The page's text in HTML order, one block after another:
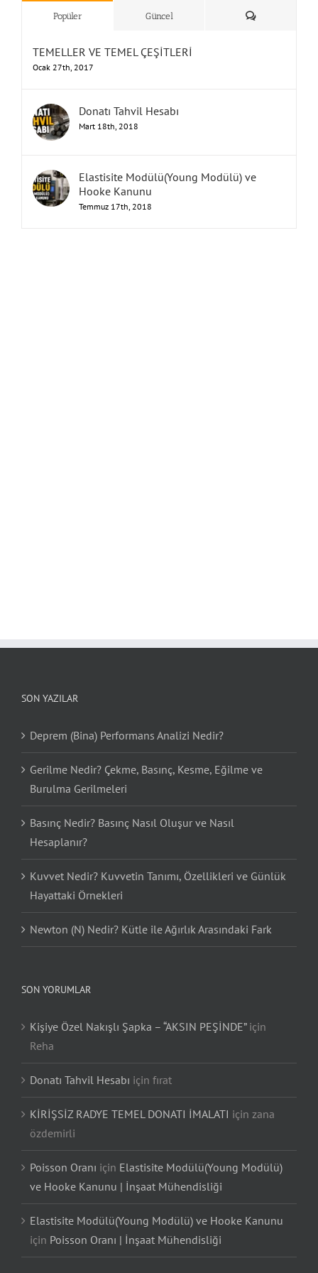
Popüler Güncel Yorum
TEMELLER VE TEMEL ÇEŞİTLERİ
Ocak 27th, 2017
Donatı Tahvil Hesabı
Mart 18th, 2018
Elastisite Modülü(Young Modülü) ve
Hooke Kanunu
Temmuz 17th, 2018
SON YAZILAR
Deprem (Bina) Performans Analizi Nedir?
Gerilme Nedir? Çekme, Basınç, Kesme, Eğilme ve
Burulma Gerilmeleri
Basınç Nedir? Basınç Nasıl Oluşur ve Nasıl
Hesaplanır?
Kuvvet Nedir? Kuvvetin Tanımı, Özellikleri ve Günlük
Hayattaki Örnekleri
Newton (N) Nedir? Kütle ile Ağırlık Arasındaki Fark
SON YORUMLAR
Kişiye Özel Nakışlı Şapka – “AKSIN PEŞİNDE”için
Reha
Donatı Tahvil Hesabı için fırat
KİRİŞSİZ RADYE TEMEL DONATI İMALATI için zana
özdemirli
Poisson Oranı için Elastisite Modülü(Young Modülü)
ve Hooke Kanunu | İnşaat Mühendisliği
Elastisite Modülü(Young Modülü) ve Hooke Kanunu
için Poisson Oranı | İnşaat Mühendisliği